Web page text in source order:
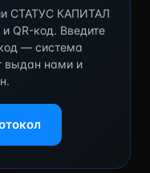
СТАТУС КАПИТАЛ
QR-код. Введите
— система
выдан нами и